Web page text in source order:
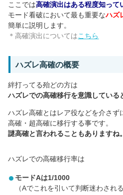
ここでは高確演出はある程度知って
モード看破において最も重要なハズ
簡単に説明します。
＊高確演出についてはこちら
ハズレ高確の概要
絆打ってる殆どの方は
ハズレでの高確移行を意識している
ハズレ高確とはレア役などを介さず
高確・超高確に移行する事です。
謎高確と言われることもありますね。
ハズレでの高確移行率は
モードAは1/1000
（Aでこれを引いて判断迷わされ